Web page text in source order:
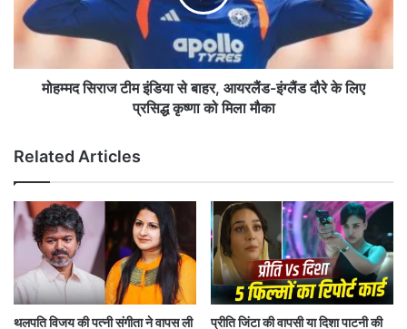
,
में
सं
स्था
प
कों
दि
त
म
बा
ह
र
,
आ
र
लैं
मोहम्मद सिराज टीम इंडिया से बाहर, आयरलैंड-इंग्लैंड दौरे के लिए
प्रसिद्ध कृष्णा को मिला मौका
Related Articles
थलपति विजय की पत्नी संगीता ने वापस ली
प्रीति जिंटा की वापसी या दिशा पाटनी की